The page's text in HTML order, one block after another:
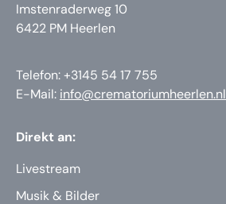
Imstenraderweg 10
6422 PM Heerlen
Telefon: +3145 54 17 755
E-Mail: info@crematoriumheerlen.nl
Direkt an:
Livestream
Musik & Bilder